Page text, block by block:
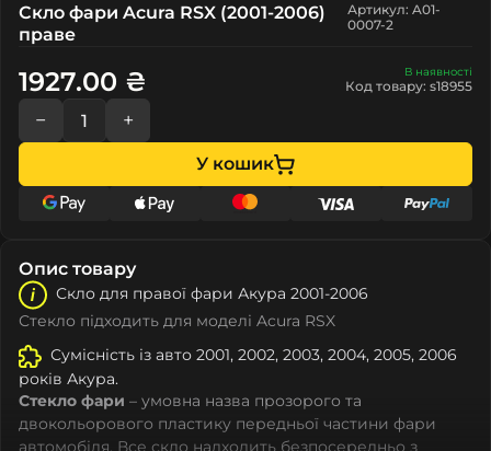
Скло фари Acura RSX (2001-2006)
праве
Артикул: A01-
0007-2
В наявності
Код товару: s18955
1927.00 ₴
− +
У кошик
Опис товару
Скло для правої фари Акура 2001-2006
Стекло підходить для моделі Acura RSX
Сумісність із авто 2001, 2002, 2003, 2004, 2005, 2006
років Акура.
Стекло фари – умовна назва прозорого та
двокольорового пластику передньої частини фари
автомобіля. Все скло надходить безпосередньо з